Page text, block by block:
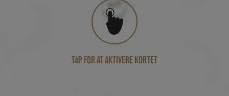
TAP FOR AT AKTIVERE KORTET